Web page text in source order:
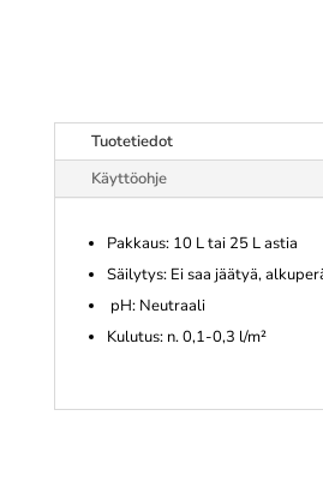
Tuotetiedot
Käyttöohje
Pakkaus: 10 L tai 25 L astia
Säilytys: Ei saa jäätyä,
pH: Neutraali
Kulutus: n. 0,1-0,3 l/m²